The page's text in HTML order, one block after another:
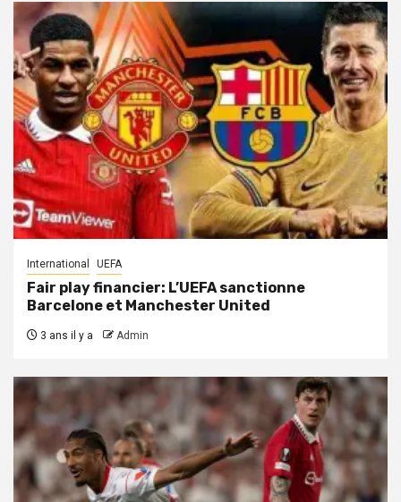
International UEFA
Fair play financier: L’UEFA sanctionne
Barcelone et Manchester United
3 ans il y a Admin